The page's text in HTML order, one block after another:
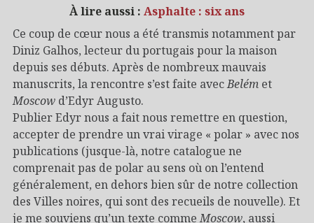
À lire aussi : Asphalte : six ans
Ce coup de cœur nous a été transmis notamment par
Diniz Galhos, lecteur du portugais pour la maison
depuis ses débuts. Après de nombreux mauvais
manuscrits, la rencontre s’est faite avec Belém et
Moscow d’Edyr Augusto.
Publier Edyr nous a fait nous remettre en question,
accepter de prendre un vrai virage « polar » avec nos
publications (jusque-là, notre catalogue ne
comprenait pas de polar au sens où on l’entend
généralement, en dehors bien sûr de notre collection
des Villes noires, qui sont des recueils de nouvelle). Et
je me souviens qu’un texte comme Moscow, aussi